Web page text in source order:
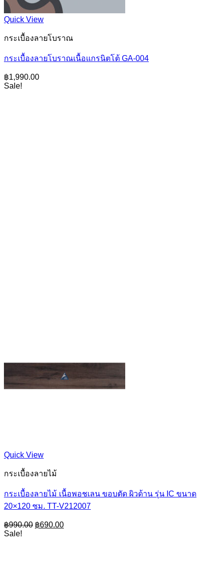
Quick View
กระเบื้องลายโบราณ
กระเบื้องลายโบราณเนื้อแกรนิตโต้ GA-004
฿1,990.00
Sale!
Quick View
กระเบื้องลายไม้
กระเบื้องลายไม้ เนื้อพอชเลน ขอบตัด ผิวด้าน รุ่น IC ขนาด
20×120 ซม. TT-V212007
฿990.00 Original
฿690.00Current
Sale!